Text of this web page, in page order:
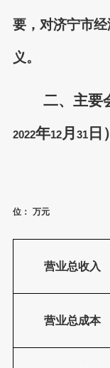
要，对济宁市
义。
二、主要
2022年12月 31日）
位： 万元
营业总收入
营业总成本